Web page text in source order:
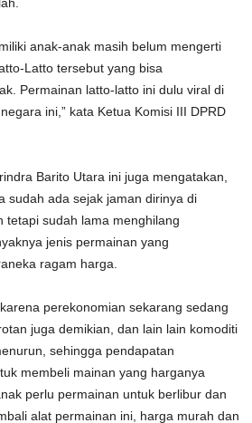
anak-anak masih belum mengerti
Latto tersebut yang bisa
Permainan latto-latto ini dulu viral di
ini,” kata Ketua Komisi III DPRD
Barito Utara ini juga mengatakan,
sudah ada sejak jaman dirinya di
tetapi sudah lama menghilang
jenis permainan yang
ragam harga.
perekonomian sekarang sedang
juga demikian, dan lain lain komoditi
sehingga pendapatan
membeli mainan yang harganya
perlu permainan untuk berlibur dan
alat permainan ini, harga murah dan